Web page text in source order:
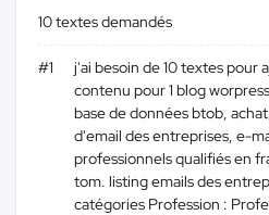
10 textes demandés
#1
j'ai besoin de 10 textes pour
contenu pour 1 blog
base de données btob,
d'email des entreprises, e-
professionnels qualifiés en
tom. listing emails des
catégories Profession :